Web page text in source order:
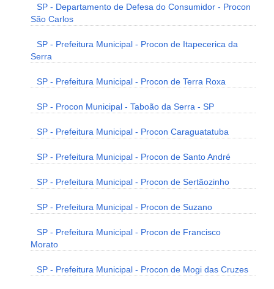
SP - Departamento de Defesa do Consumidor - Procon
São Carlos
SP - Prefeitura Municipal - Procon de Itapecerica da
Serra
SP - Prefeitura Municipal - Procon de Terra Roxa
SP - Procon Municipal - Taboão da Serra - SP
SP - Prefeitura Municipal - Procon Caraguatatuba
SP - Prefeitura Municipal - Procon de Santo André
SP - Prefeitura Municipal - Procon de Sertãozinho
SP - Prefeitura Municipal - Procon de Suzano
SP - Prefeitura Municipal - Procon de Francisco
Morato
SP - Prefeitura Municipal - Procon de Mogi das Cruzes